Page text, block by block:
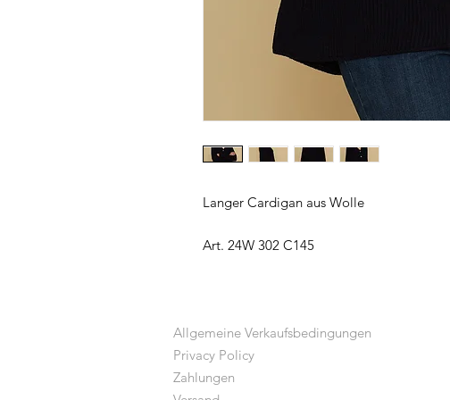
Langer Cardigan aus Wolle
Art. 24W 302 C145
Allgemeine Verkaufsbedingungen
Privacy Policy
Zahlungen